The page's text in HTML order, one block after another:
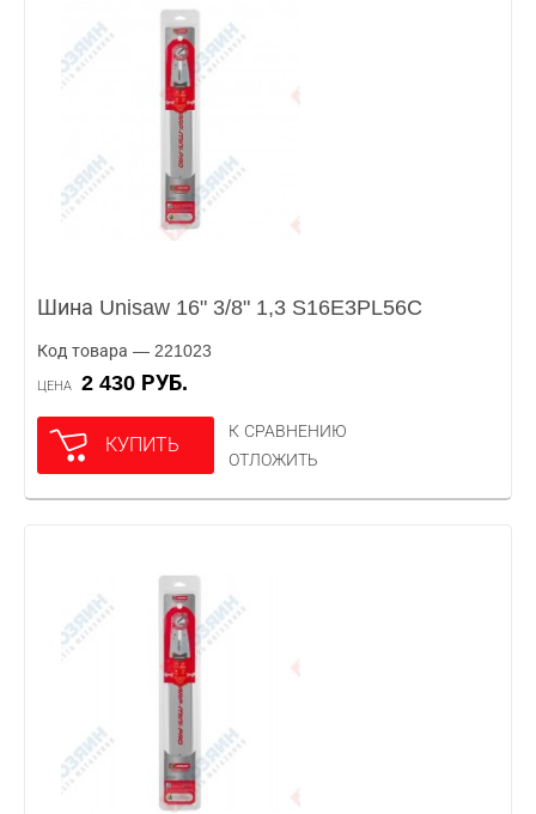
Шина Unisaw 16" 3/8" 1,3 S16E3PL56C
Код товара — 221023
ЦЕНА 2 430 РУБ.
КУПИТЬ
К СРАВНЕНИЮ
ОТЛОЖИТЬ